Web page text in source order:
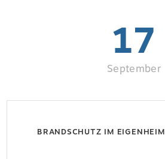
17
September
BRANDSCHUTZ IM EIGENHEIM